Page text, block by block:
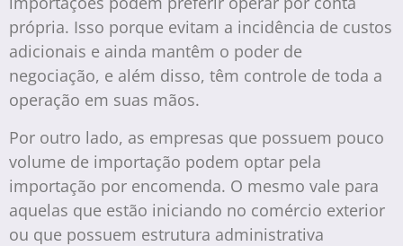
própria. Isso porque evitam a incidência de custos
adicionais e ainda mantêm o poder de
negociação, e além disso, têm controle de toda a
operação em suas mãos.
Por outro lado, as empresas que possuem pouco
volume de importação podem optar pela
importação por encomenda. O mesmo vale para
aquelas que estão iniciando no comércio exterior
ou que possuem estrutura administrativa